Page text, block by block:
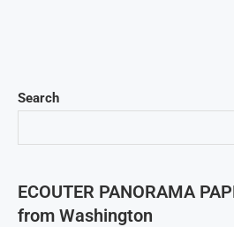
Search
ECOUTER PANORAMA
from Washington